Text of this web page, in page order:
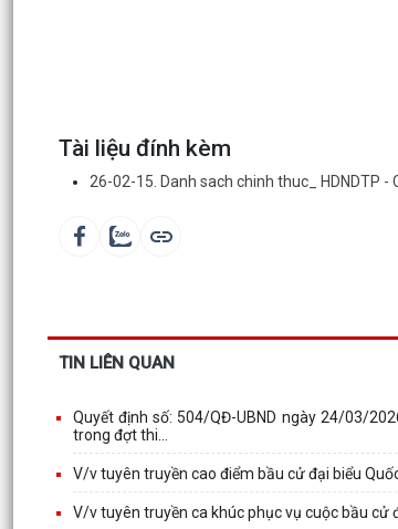
Tài liệu đính kèm
26-02-15. Danh sach chinh thuc_ HDNDTP -
TIN LIÊN QUAN
Quyết định số: 504/QĐ-UBND ngày 24/03/
trong đợt thi...
V/v tuyên truyền cao điểm bầu cử đại biểu
V/v tuyên truyền ca khúc phục vụ cuộc bầu cử